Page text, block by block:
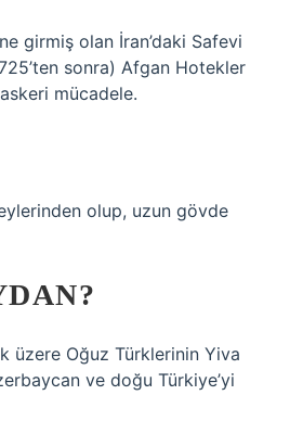
girmiş olan İran’daki Safevi
sonra) Afgan Hotekler
mücadele.
olup, uzun gövde
üzere Oğuz Türklerinin Yiva
ve doğu Türkiye’yi